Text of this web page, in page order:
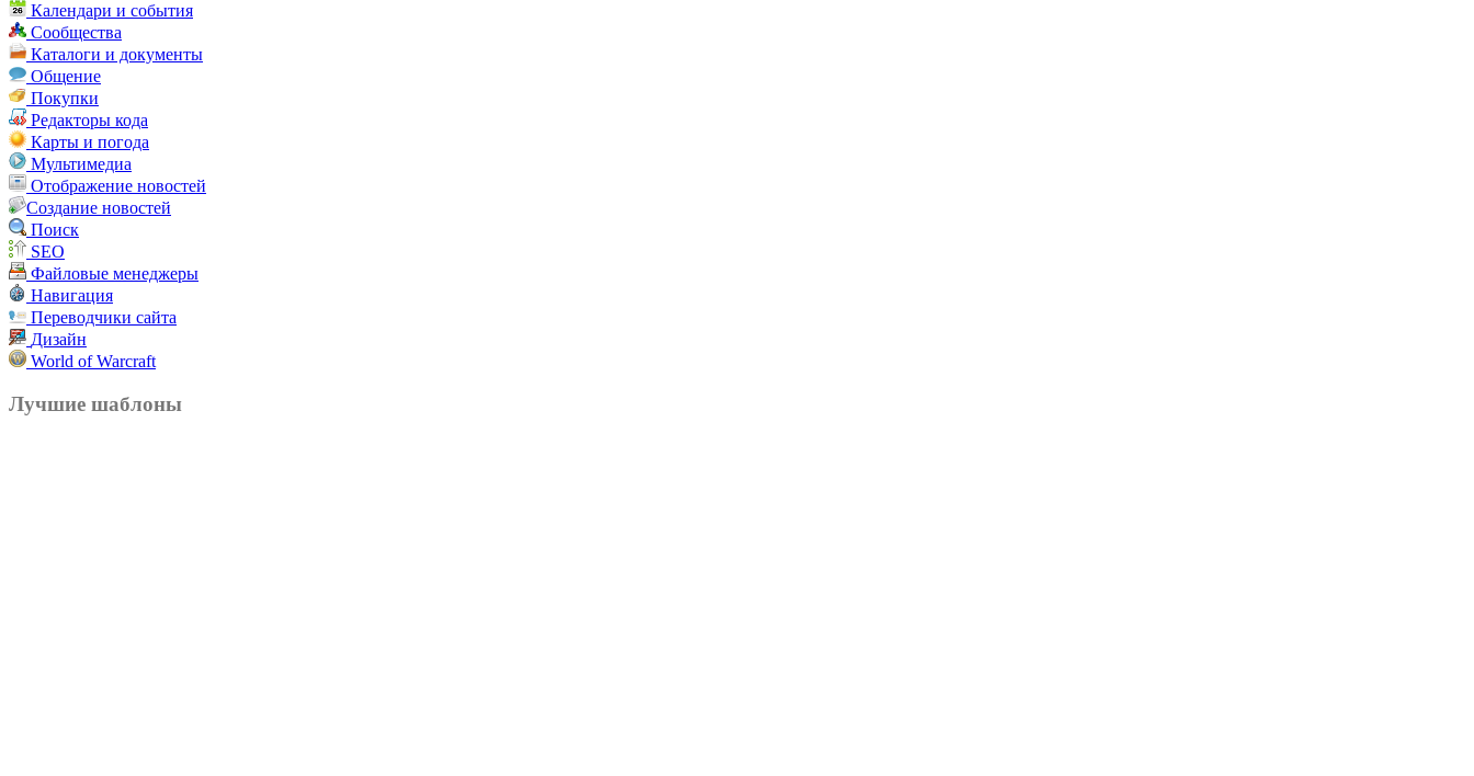
Календари и события
Сообщества
Каталоги и документы
Общение
Покупки
Редакторы кода
Карты и погода
Мультимедиа
Отображение новостей
Создание новостей
Поиск
SEO
Файловые менеджеры
Навигация
Переводчики сайта
Дизайн
World of Warcraft
Лучшие шаблоны